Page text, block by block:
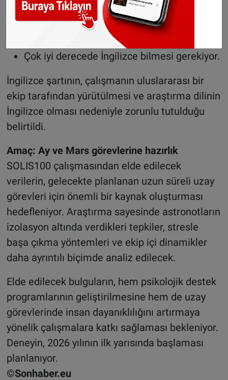
Fiziksel ve psikolojik açıdan sağlıklı
bulunması,
En az lisans mezunu olması,
Çok iyi derecede İngilizce bilmesi gerekiyor.
İngilizce şartının, çalışmanın uluslararası bir
ekip tarafından yürütülmesi ve araştırma dilinin
İngilizce olması nedeniyle zorunlu tutulduğu
belirtildi.
Amaç: Ay ve Mars görevlerine hazırlık
SOLIS100 çalışmasından elde edilecek
verilerin, gelecekte planlanan uzun süreli uzay
görevleri için önemli bir kaynak oluşturması
hedefleniyor. Araştırma sayesinde astronotların
izolasyon altında verdikleri tepkiler, stresle
başa çıkma yöntemleri ve ekip içi dinamikler
daha ayrıntılı biçimde analiz edilecek.
Elde edilecek bulguların, hem psikolojik destek
programlarının geliştirilmesine hem de uzay
görevlerinde insan dayanıklılığını artırmaya
yönelik çalışmalara katkı sağlaması bekleniyor.
Deneyin, 2026 yılının ilk yarısında başlaması
planlanıyor.
©Sonhaber.eu